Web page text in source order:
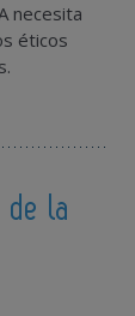
necesita
éticos
de la